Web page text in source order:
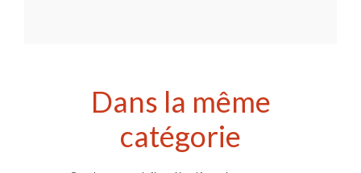
Dans la même
catégorie